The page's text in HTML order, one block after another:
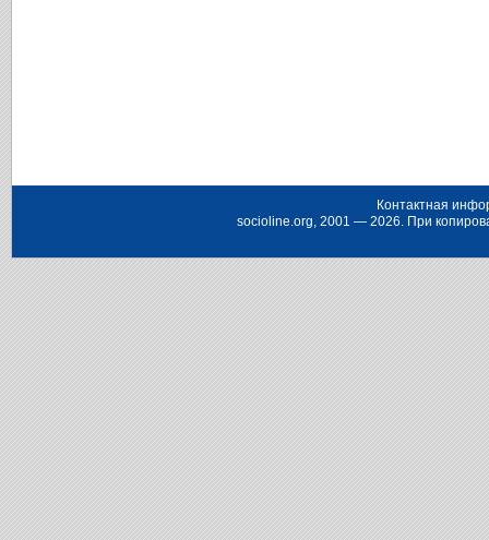
Контактная
socioline.org, 2001 — 2026. При